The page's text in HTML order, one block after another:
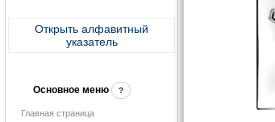
Открыть алфавитный
указатель
Основное меню ?
Главная страница